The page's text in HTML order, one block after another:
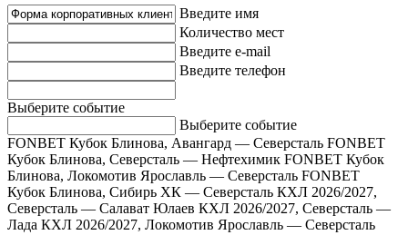
Введите имя
Количество мест
Введите e-mail
Введите телефон
Выберите событие
Выберите событие
FONBET Кубок Блинова, Авангард — Северсталь FONBET
Кубок Блинова, Северсталь — Нефтехимик FONBET Кубок
Блинова, Локомотив Ярославль — Северсталь FONBET
Кубок Блинова, Сибирь ХК — Северсталь КХЛ 2026/2027,
Северсталь — Салават Юлаев КХЛ 2026/2027, Северсталь —
Лада КХЛ 2026/2027, Локомотив Ярославль — Северсталь